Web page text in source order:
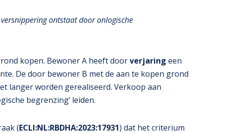
ontstaat door onlogische
kopen. Bewoner A heeft doorverjaring een
De door bewoner B met de aan te kopen grond
langer worden gerealiseerd. Verkoop aan
begrenzing’ leiden.
(ECLI:NL:RBDHA:2023:17931) dat het criterium